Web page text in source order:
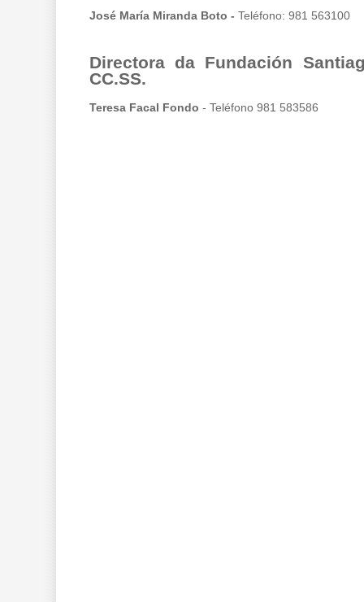
José María Miranda Boto - Teléfono: 981 563100
Directora da Fundación
CC.SS.
Teresa Facal Fondo - Teléfono 981 583586